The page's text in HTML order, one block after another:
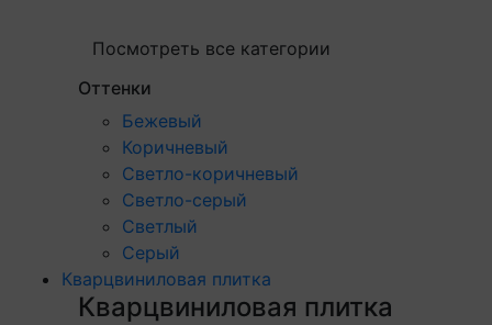
Посмотреть все категории
Оттенки
Бежевый
Коричневый
Светло-коричневый
Светло-серый
Светлый
Серый
Кварцвиниловая плитка
Кварцвиниловая плитка